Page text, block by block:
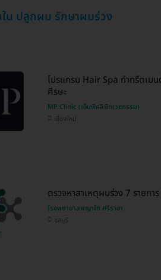
น ปลูกผม รักษาผมร่วง
โปรแกรม Hair Spa ทำทรีตเม
ศีรษะ
MP Clinic (เอ็มพีคลินิกเวชกรรม)
เชียงใหม่
ตรวจหาสาเหตุผมร่วง 7 รายก
โรงพยาบาลพญาไท ศรีราชา
ชลบุรี